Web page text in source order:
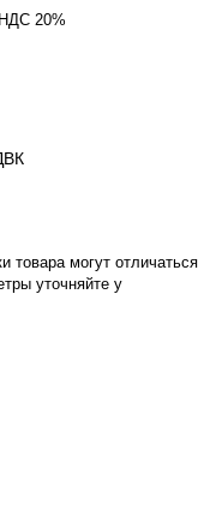
20%
товара могут отличаться
уточняйте у